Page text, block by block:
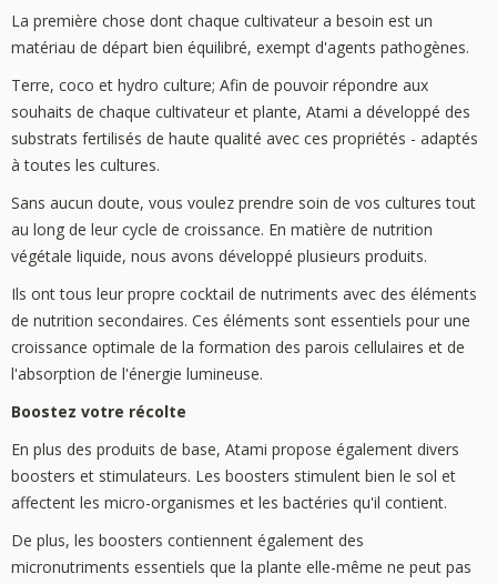
La première chose dont chaque cultivateur a besoin est un
matériau de départ bien équilibré, exempt d'agents pathogènes.
Terre, coco et hydro culture; Afin de pouvoir répondre aux
souhaits de chaque cultivateur et plante, Atami a développé des
substrats fertilisés de haute qualité avec ces propriétés - adaptés
à toutes les cultures.
Sans aucun doute, vous voulez prendre soin de vos cultures tout
au long de leur cycle de croissance. En matière de nutrition
végétale liquide, nous avons développé plusieurs produits.
Ils ont tous leur propre cocktail de nutriments avec des éléments
de nutrition secondaires. Ces éléments sont essentiels pour une
croissance optimale de la formation des parois cellulaires et de
l'absorption de l'énergie lumineuse.
Boostez votre récolte
En plus des produits de base, Atami propose également divers
boosters et stimulateurs. Les boosters stimulent bien le sol et
affectent les micro-organismes et les bactéries qu'il contient.
De plus, les boosters contiennent également des
micronutriments essentiels que la plante elle-même ne peut pas